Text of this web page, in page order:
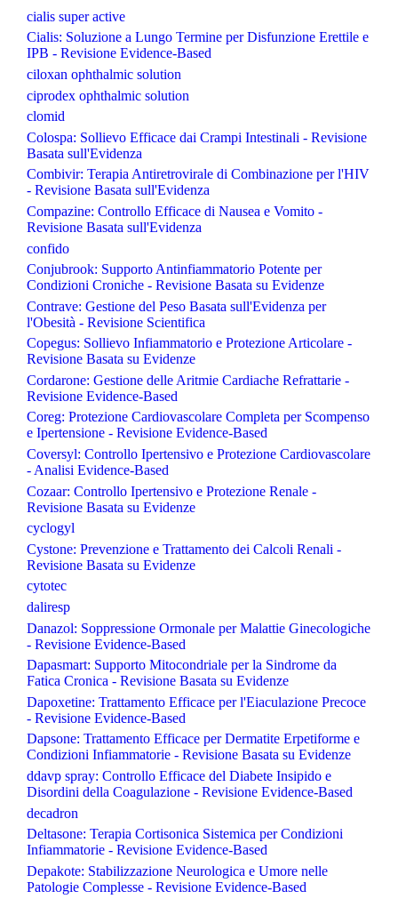
cialis super active
Cialis: Soluzione a Lungo Termine per Disfunzione Erettile e
IPB - Revisione Evidence-Based
ciloxan ophthalmic solution
ciprodex ophthalmic solution
clomid
Colospa: Sollievo Efficace dai Crampi Intestinali - Revisione
Basata sull'Evidenza
Combivir: Terapia Antiretrovirale di Combinazione per l'HIV
- Revisione Basata sull'Evidenza
Compazine: Controllo Efficace di Nausea e Vomito -
Revisione Basata sull'Evidenza
confido
Conjubrook: Supporto Antinfiammatorio Potente per
Condizioni Croniche - Revisione Basata su Evidenze
Contrave: Gestione del Peso Basata sull'Evidenza per
l'Obesità - Revisione Scientifica
Copegus: Sollievo Infiammatorio e Protezione Articolare -
Revisione Basata su Evidenze
Cordarone: Gestione delle Aritmie Cardiache Refrattarie -
Revisione Evidence-Based
Coreg: Protezione Cardiovascolare Completa per Scompenso
e Ipertensione - Revisione Evidence-Based
Coversyl: Controllo Ipertensivo e Protezione Cardiovascolare
- Analisi Evidence-Based
Cozaar: Controllo Ipertensivo e Protezione Renale -
Revisione Basata su Evidenze
cyclogyl
Cystone: Prevenzione e Trattamento dei Calcoli Renali -
Revisione Basata su Evidenze
cytotec
daliresp
Danazol: Soppressione Ormonale per Malattie Ginecologiche
- Revisione Evidence-Based
Dapasmart: Supporto Mitocondriale per la Sindrome da
Fatica Cronica - Revisione Basata su Evidenze
Dapoxetine: Trattamento Efficace per l'Eiaculazione Precoce
- Revisione Evidence-Based
Dapsone: Trattamento Efficace per Dermatite Erpetiforme e
Condizioni Infiammatorie - Revisione Basata su Evidenze
ddavp spray: Controllo Efficace del Diabete Insipido e
Disordini della Coagulazione - Revisione Evidence-Based
decadron
Deltasone: Terapia Cortisonica Sistemica per Condizioni
Infiammatorie - Revisione Evidence-Based
Depakote: Stabilizzazione Neurologica e Umore nelle
Patologie Complesse - Revisione Evidence-Based